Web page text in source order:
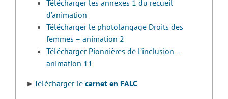
Télécharger les annexes 1 du recueil
d’animation
Télécharger le photolangage Droits des
femmes – animation 2
Télécharger Pionnières de l’inclusion –
animation 11
►Télécharger le carnet en FALC